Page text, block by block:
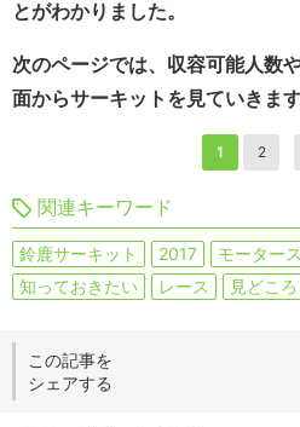
とがわかりました。
次のページでは、収容可能人数
面からサーキットを見ていきます
1 2
関連キーワード
鈴鹿サーキット 2017 モーター
知っておきたい
レース 見どころ
この記事を
シェアする